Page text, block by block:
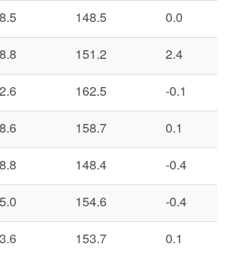
148.5 0.0
151.2 2.4
162.5 -0.1
158.7 0.1
148.4 -0.4
154.6 -0.4
153.7 0.1